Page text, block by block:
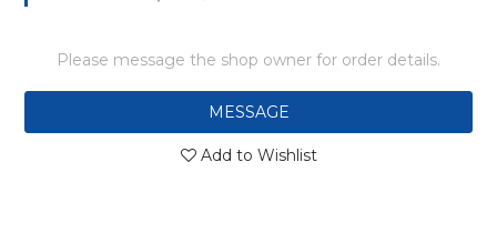
Please message the shop owner for order details.
MESSAGE
Add to Wishlist